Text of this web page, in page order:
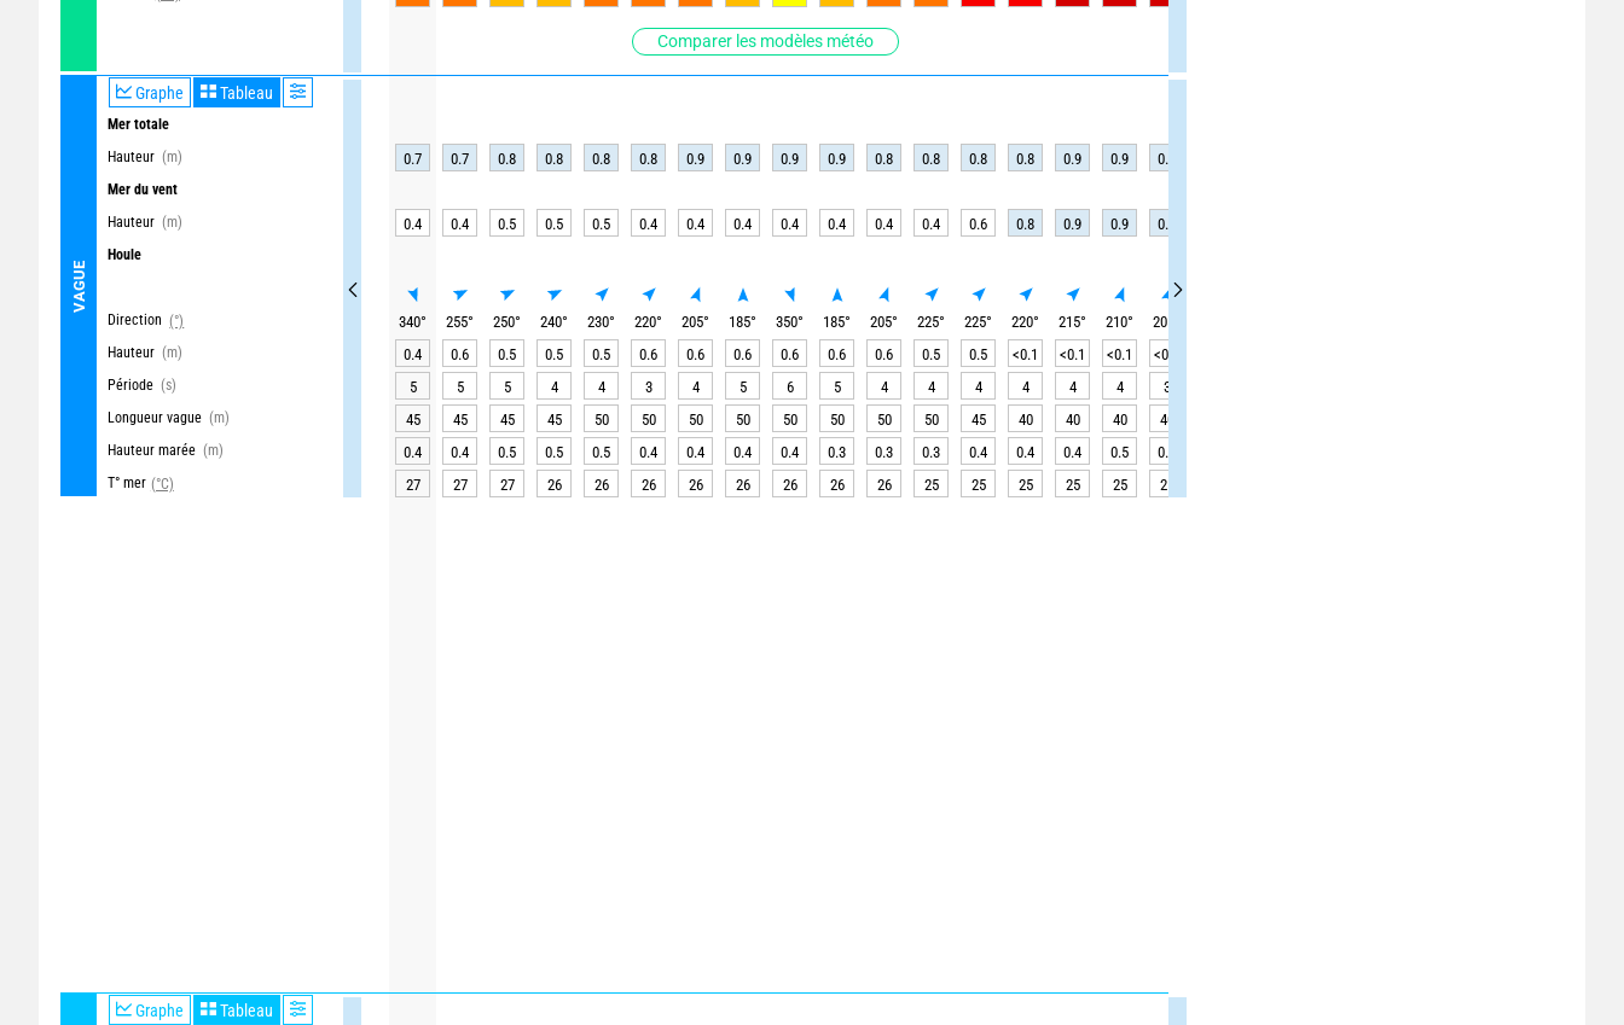
Comparer les modèles météo
VAGUE
Graphe Tableau
Mer totale
Hauteur (m)
Mer du vent
Hauteur (m)
Houle
Direction (°)
Hauteur (m)
Période (s)
Longueur vague (m)
Hauteur marée (m)
T° mer (°C)
Graphe Tableau
0.7 0.7 0.8 0.8 0.8 0.8 0.9 0.9 0.9 0.9 0.8 0.8 0.8 0.8 0.9 0.9 0.9
0.4 0.4 0.5 0.5 0.5 0.4 0.4 0.4 0.4 0.4 0.4 0.4 0.6 0.8 0.9 0.9 0.9
340° 255° 250° 240° 230° 220° 205° 185° 350° 185° 205° 225° 225° 220° 215° 210° 205
0.4
0.6 0.5 0.5 0.5 0.6 0.6 0.6 0.6 0.6 0.6 0.5 0.5 <0.1 <0.1 <0.1 <0.1
5
5 5 4 4 3 4 5 6 5 4 4 4 4 4 4 3
45
45 45 45 50 50 50 50 50 50 50 50 45 40 40 40 40
0.4
0.4 0.5 0.5 0.5 0.4 0.4 0.4 0.4 0.3 0.3 0.3 0.4 0.4 0.4 0.5 0.5
27
27 27 26 26 26 26 26 26 26 26 25 25 25 25 25 25